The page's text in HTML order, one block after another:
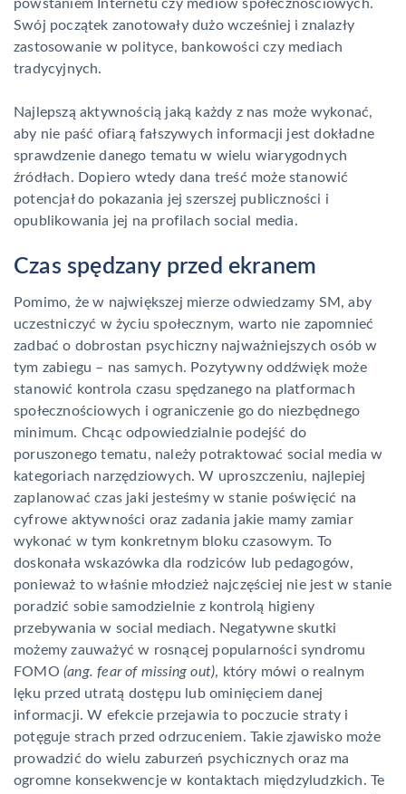
powstaniem Internetu czy mediów społecznościowych.
Swój początek zanotowały dużo wcześniej i znalazły
zastosowanie w polityce, bankowości czy mediach
tradycyjnych.
Najlepszą aktywnością jaką każdy z nas może wykonać,
aby nie paść ofiarą fałszywych informacji jest dokładne
sprawdzenie danego tematu w wielu wiarygodnych
źródłach. Dopiero wtedy dana treść może stanowić
potencjał do pokazania jej szerszej publiczności i
opublikowania jej na profilach social media.
Czas spędzany przed ekranem
Pomimo, że w największej mierze odwiedzamy SM, aby
uczestniczyć w życiu społecznym, warto nie zapomnieć
zadbać o dobrostan psychiczny najważniejszych osób w
tym zabiegu – nas samych. Pozytywny oddźwięk może
stanowić kontrola czasu spędzanego na platformach
społecznościowych i ograniczenie go do niezbędnego
minimum. Chcąc odpowiedzialnie podejść do
poruszonego tematu, należy potraktować social media w
kategoriach narzędziowych. W uproszczeniu, najlepiej
zaplanować czas jaki jesteśmy w stanie poświęcić na
cyfrowe aktywności oraz zadania jakie mamy zamiar
wykonać w tym konkretnym bloku czasowym. To
doskonała wskazówka dla rodziców lub pedagogów,
ponieważ to właśnie młodzież najczęściej nie jest w stanie
poradzić sobie samodzielnie z kontrolą higieny
przebywania w social mediach. Negatywne skutki
możemy zauważyć w rosnącej popularności syndromu
FOMO (ang. fear of missing out), który mówi o realnym
lęku przed utratą dostępu lub ominięciem danej
informacji. W efekcie przejawia to poczucie straty i
potęguje strach przed odrzuceniem. Takie zjawisko może
prowadzić do wielu zaburzeń psychicznych oraz ma
ogromne konsekwencje w kontaktach międzyludzkich. Te